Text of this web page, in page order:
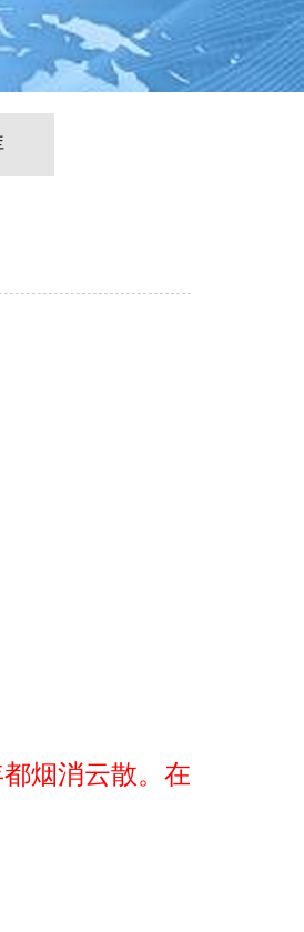
烟消云散。在